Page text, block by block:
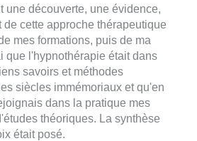
une découverte, une évidence,
de cette approche thérapeutique
mes formations, puis de ma
que l'hypnothérapie était dans
savoirs et méthodes
siècles immémoriaux et qu'en
dans la pratique mes
théoriques. La synthèse
était posé.